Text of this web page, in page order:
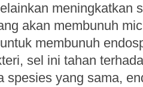
meningkatkan
akan membunuh
membunuh
sel ini tahan
spesies yang sama,